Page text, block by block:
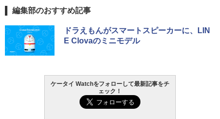
編集部のおすすめ記事
ドラえもんがスマートスピーカーに、LIN
E Clovaのミニモデル
ケータイ Watchをフォローして最新記事をチ
ェック！